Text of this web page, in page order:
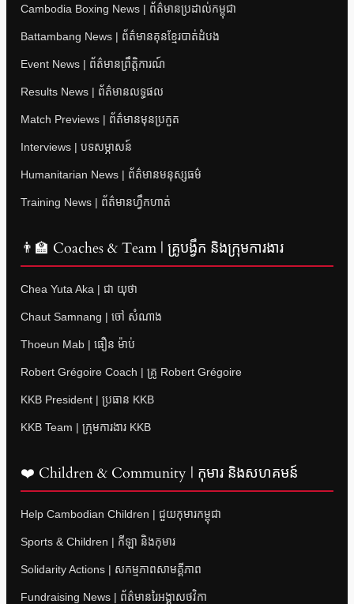
Cambodia Boxing News | ព័ត៌មានប្រដាល់កម្ពុជា
Battambang News | ព័ត៌មានគុនខ្មែរបាត់ដំបង
Event News | ព័ត៌មានព្រឹត្តិការណ៍
Results News | ព័ត៌មានលទ្ធផល
Match Previews | ព័ត៌មានមុនប្រកួត
Interviews | បទសម្ភាសន៍
Humanitarian News | ព័ត៌មានមនុស្សធម៌
Training News | ព័ត៌មានហ្វឹកហាត់
👨‍🏫 Coaches & Team | គ្រូបង្វឹក និងក្រុមការងារ
Chea Yuta Aka | ជា យុថា
Chaut Samnang | ចៅ សំណាង
Thoeun Mab | ធឿន ម៉ាប់
Robert Grégoire Coach | គ្រូ Robert Grégoire
KKB President | ប្រធាន KKB
KKB Team | ក្រុមការងារ KKB
❤️ Children & Community | កុមារ និងសហគមន៍
Help Cambodian Children | ជួយកុមារកម្ពុជា
Sports & Children | កីឡា និងកុមារ
Solidarity Actions | សកម្មភាពសាមគ្គីភាព
Fundraising News | ព័ត៌មានរៃអង្គាសថវិកា